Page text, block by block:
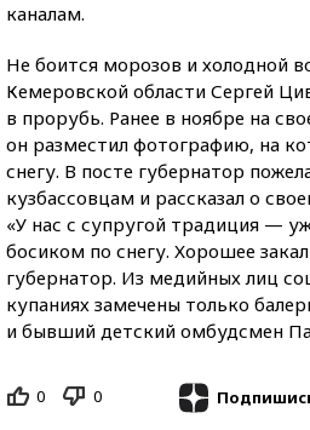
каналам.
Не боится морозов и холодной
Кемеровской области Сергей
в прорубь. Ранее в ноябре на
он разместил фотографию, на
снегу. В посте губернатор
кузбассовцам и рассказал о
«У нас с супругой традиция —
босиком по снегу. Хорошее
губернатор. Из медийных лиц
купаниях замечены только
и бывший детский омбудсмен
0 0